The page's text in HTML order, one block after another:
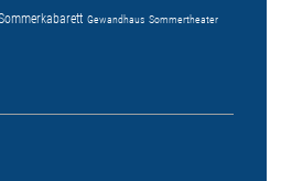
Gewandhaus Sommertheater